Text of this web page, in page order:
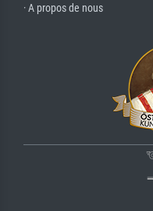
· A propos de nous